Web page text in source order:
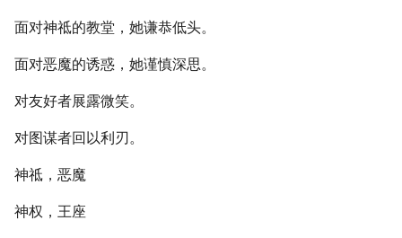
面对神祗的教堂，她谦恭低头。
面对恶魔的诱惑，她谨慎深思。
对友好者展露微笑。
对图谋者回以利刃。
神祗，恶魔
神权，王座